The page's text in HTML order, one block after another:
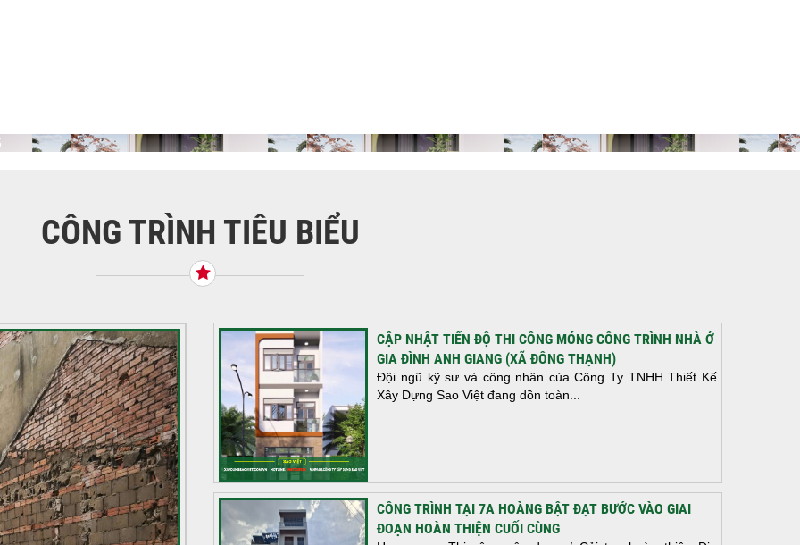
CÔNG TRÌNH TIÊU BIỂU
CẬP NHẬT TIẾN ĐỘ THI CÔNG MÓNG CÔNG TRÌNH NHÀ Ở
GIA ĐÌNH ANH GIANG (XÃ ĐÔNG THẠNH)
Đội ngũ kỹ sư và công nhân của Công Ty TNHH Thiết Kế
Xây Dựng Sao Việt đang dồn toàn...
CÔNG TRÌNH TẠI 7A HOÀNG BẬT ĐẠT BƯỚC VÀO GIAI
ĐOẠN HOÀN THIỆN CUỐI CÙNG